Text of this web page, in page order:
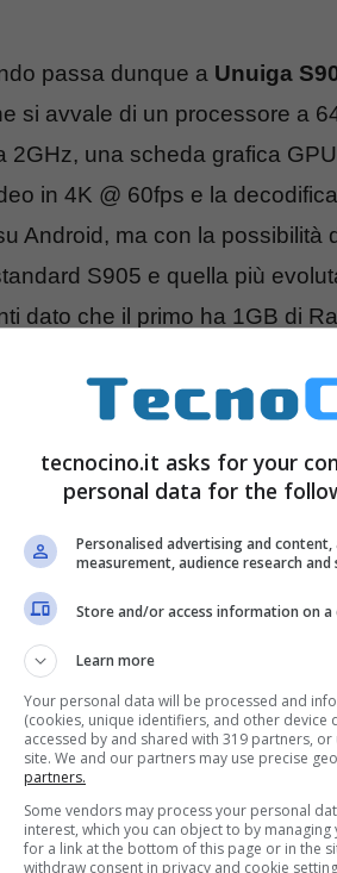
passa dunque a Unuiga
si avvale di un processore a
una scheda grafica
in 4K @ 60fps e la
Android, ma con la possibilità
S905 e quella più
dato che il primo ha 1GB di
tecnocino.it asks for your
personal data for the
Personalised advertising and
measurement, audience research
Store and/or access information on a
Learn more
Your personal data will be processed and
(cookies, unique identifiers, and other device
accessed by and shared with 319 partners,
site. We and our partners may use precise
partners.
Some vendors may process your personal
interest, which you can object to by
for a link at the bottom of this page or in the
withdraw consent in privacy and cookie